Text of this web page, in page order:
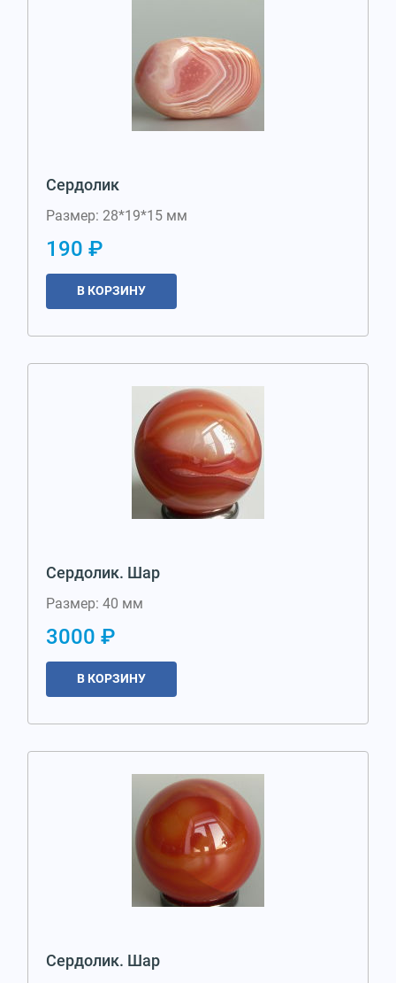
Сердолик
Размер: 28*19*15 мм
190 ₽
В КОРЗИНУ
Сердолик. Шар
Размер: 40 мм
3000 ₽
В КОРЗИНУ
Сердолик. Шар